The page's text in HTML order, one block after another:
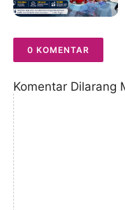
0 KOMENTAR
Komentar Dilarang